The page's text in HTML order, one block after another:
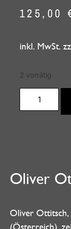
125,00
inkl. MwSt.
2 vorrätig
Oliver
Oliver Ottitsch,
(Österreich),